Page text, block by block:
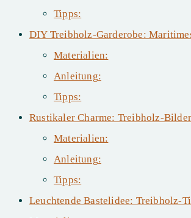
Tipps:
DIY Treibholz-Garderobe:
Materialien:
Anleitung:
Tipps:
Rustikaler Charme: Treibholz-
Materialien:
Anleitung:
Tipps:
Leuchtende Bastelidee: Treibholz-